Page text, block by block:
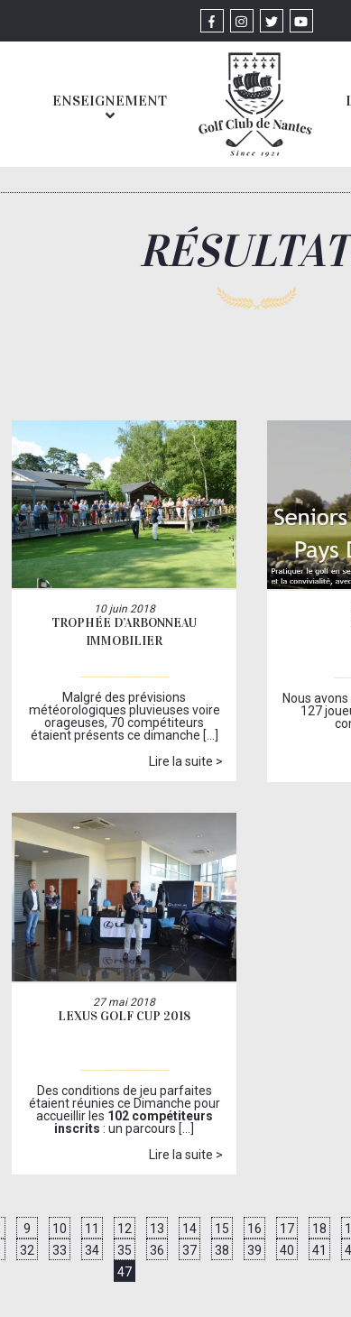
ENSEIGNEMENT
10 juin 2018
TROPHÉE D’ARBONNEAU
IMMOBILIER
Malgré des prévisions
météorologiques pluvieuses voire
orageuses, 70 compétiteurs
étaient présents ce dimanche […]
Lire la suite >
Nous
127
27 mai 2018
LEXUS GOLF CUP 2018
Des conditions de jeu parfaites
étaient réunies ce Dimanche pour
accueillir les 102 compétiteurs
inscrits : un parcours […]
Lire la suite >
9 10 11 12 13 14 15 16 17 18
32 33 34 35 36 37 38 39 40 41
47